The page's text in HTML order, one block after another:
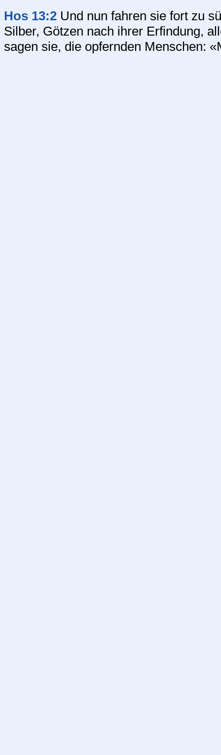
Hos 13:2 Und nun fahren sie fort zu
Silber, Götzen nach ihrer Erfindung,
sagen sie, die opfernden Menschen: